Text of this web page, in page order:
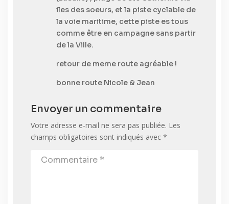
iles des soeurs, et la piste cyclable de
la voie maritime, cette piste es tous
comme être en campagne sans partir
de la Ville.
retour de meme route agréable !
bonne route Nicole & Jean
Envoyer un commentaire
Votre adresse e-mail ne sera pas publiée. Les
champs obligatoires sont indiqués avec *